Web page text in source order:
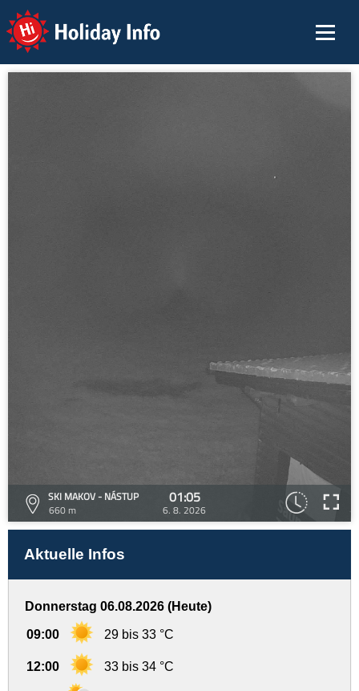
Holiday Info
SKI MAKOV - NÁSTUP
660 m
01:05
6. 8. 2026
Aktuelle Infos
Donnerstag 06.08.2026 (Heute)
09:00 29 bis 33 °C
12:00 33 bis 34 °C